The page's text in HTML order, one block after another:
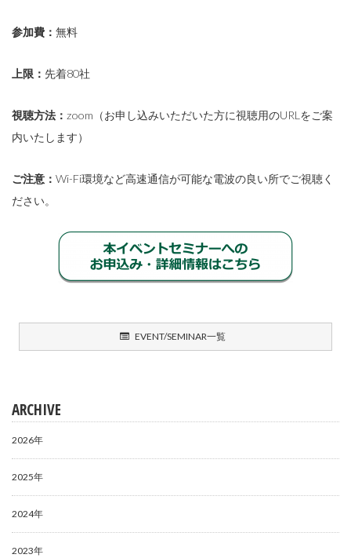
参加費： 無料
上限： 先着80社
視聴方法： zoom（お申し込みいただいた方に視聴用のURLをご案
内いたします）
ご注意： Wi-Fi環境など高速通信が可能な電波の良い所でご視聴く
ださい。
EVENT/SEMINAR一覧
ARCHIVE
2026年
2025年
2024年
2023年